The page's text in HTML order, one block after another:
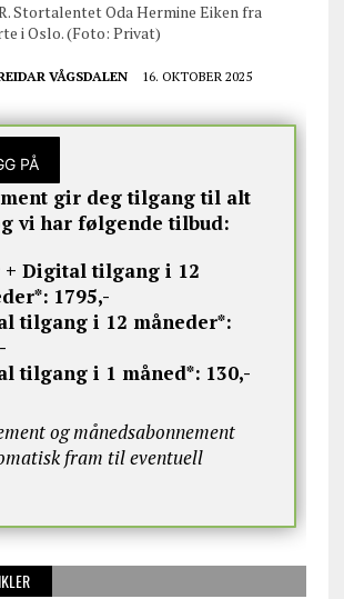
Stortalentet Oda Hermine Eiken fra
i Oslo. (Foto: Privat)
VÅGSDALEN 16. OKTOBER 2025
PÅ
gir deg tilgang til alt
vi har følgende tilbud:
+ Digital tilgang i 12
1795,-
tilgang i 12 måneder*:
tilgang i 1 måned*: 130,-
og månedsabonnement
fram til eventuell